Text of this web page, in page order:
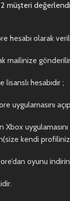
2 müşteri
hesabı olarak
mailinize
hesabıdır ;
uygulamasını
Xbox
kendi
oyunu indirin